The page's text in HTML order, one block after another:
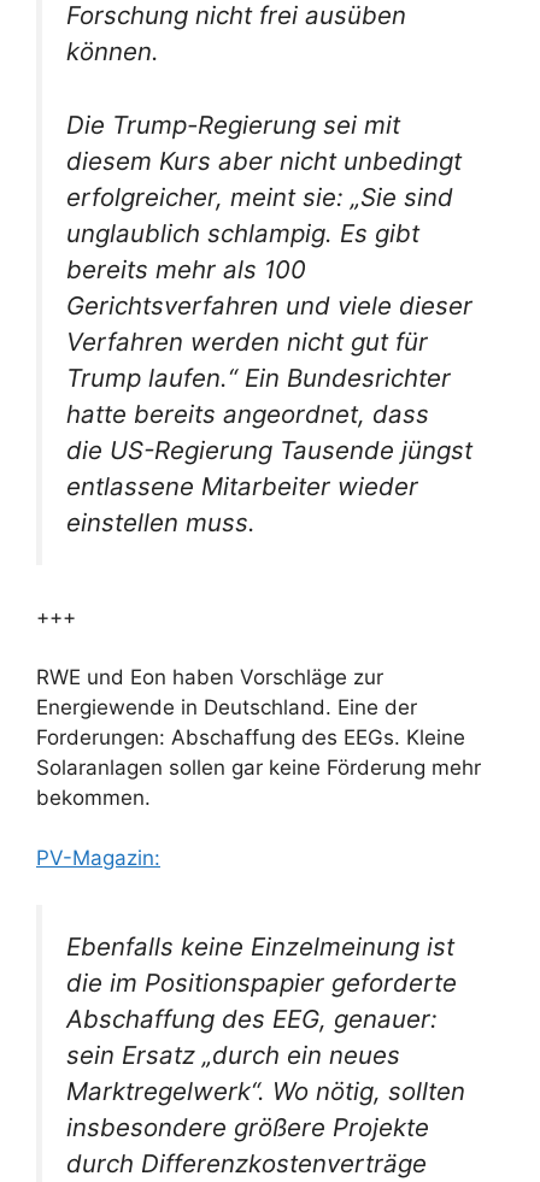
Forschung nicht frei ausüben
können.
Die Trump-Regierung sei mit
diesem Kurs aber nicht unbedingt
erfolgreicher, meint sie: „Sie sind
unglaublich schlampig. Es gibt
bereits mehr als 100
Gerichtsverfahren und viele dieser
Verfahren werden nicht gut für
Trump laufen.“ Ein Bundesrichter
hatte bereits angeordnet, dass
die US-Regierung Tausende jüngst
entlassene Mitarbeiter wieder
einstellen muss.
+++
RWE und Eon haben Vorschläge zur
Energiewende in Deutschland. Eine der
Forderungen: Abschaffung des EEGs. Kleine
Solaranlagen sollen gar keine Förderung mehr
bekommen.
PV-Magazin:
Ebenfalls keine Einzelmeinung ist
die im Positionspapier geforderte
Abschaffung des EEG, genauer:
sein Ersatz „durch ein neues
Marktregelwerk“. Wo nötig, sollten
insbesondere größere Projekte
durch Differenzkostenverträge